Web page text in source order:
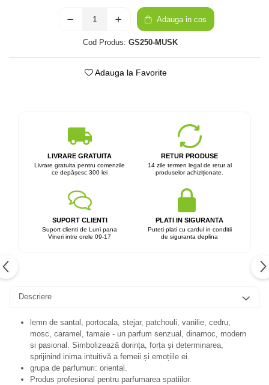
Adauga in cos
Cod Produs: GS250-MUSK
Adauga la Favorite
LIVRARE GRATUITA
Livrare gratuita pentru comenzile
ce depășesc 300 lei
RETUR PRODUSE
14 zile termen legal de retur al
produselor achiziționate.
SUPORT CLIENTI
Suport clienti de Luni pana
Vineri intre orele 09-17
PLATI IN SIGURANTA
Puteti plati cu cardul in conditii
de siguranta deplina
Descriere
lemn de santal, portocala, stejar, patchouli, vanilie, cedru,
mosc, caramel, tamaie - un parfum senzual, dinamoc, modern
si pasional. Simbolizează dorința, forța și determinarea,
sprijinind inima intuitivă a femeii și emoțiile ei.
grupa de parfumuri: oriental.
Produs profesional pentru parfumarea spatiilor.